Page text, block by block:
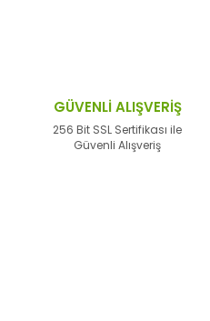
Ürün fiyatı diğer
Bu ürüne benzer farklı
GÜVENLİ ALIŞVERİŞ
256 Bit SSL Sertifikası ile
Güvenli Alışveriş